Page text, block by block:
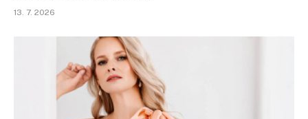
13. 7. 2026